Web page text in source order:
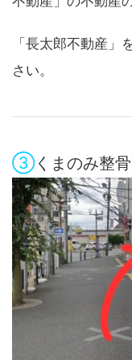
「長太郎不動産」
さい。
③ くまのみ整